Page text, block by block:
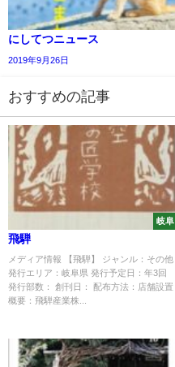
にしてつニュース
2019年9月26日
おすすめの記事
岐阜
飛騨
メディア情報 【飛騨】 ジャンル：その他
発行エリア：岐阜県 発行予定日：年3回
発行部数： 創刊日： 配布方法：店舗設置
概要：飛騨産業株...